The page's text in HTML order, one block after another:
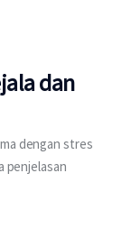
dan
dengan stres
penjelasan